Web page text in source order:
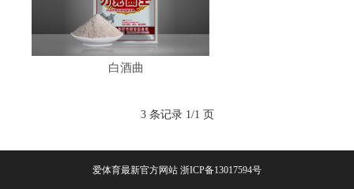
白酒曲
3 条记录 1/1 页
爱体育最新官方网站 浙ICP备13017594号